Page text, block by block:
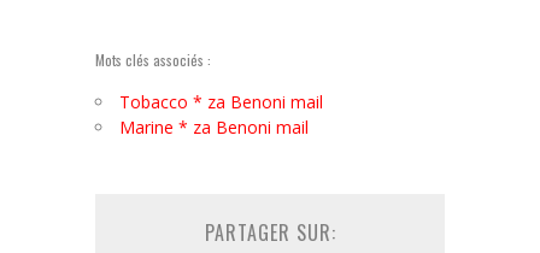
Mots clés associés :
Tobacco * za Benoni mail
Marine * za Benoni mail
PARTAGER SUR: